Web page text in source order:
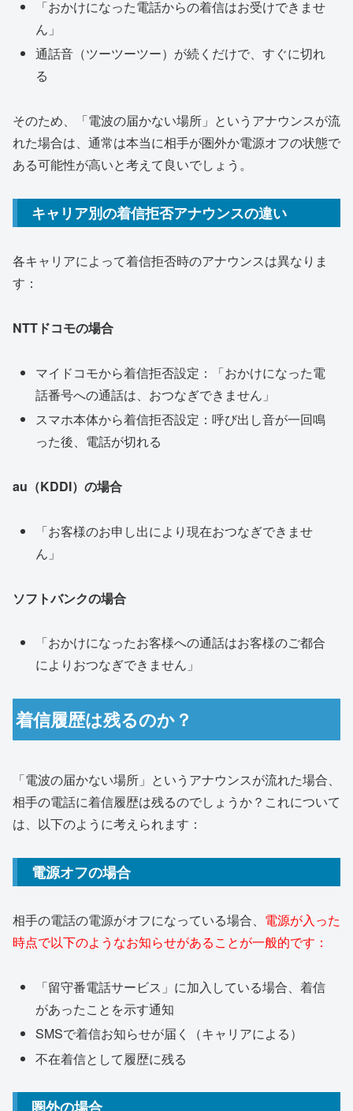
「おかけになった電話からの着信はお受けできませ
ん」
通話音（ツーツーツー）が続くだけで、すぐに切れ
る
そのため、「電波の届かない場所」というアナウンスが流
れた場合は、通常は本当に相手が圏外か電源オフの状態で
ある可能性が高いと考えて良いでしょう。
キャリア別の着信拒否アナウンスの違い
各キャリアによって着信拒否時のアナウンスは異なりま
す：
NTTドコモの場合
マイドコモから着信拒否設定：「おかけになった電
話番号への通話は、おつなぎできません」
スマホ本体から着信拒否設定：呼び出し音が一回鳴
った後、電話が切れる
au（KDDI）の場合
「お客様のお申し出により現在おつなぎできませ
ん」
ソフトバンクの場合
「おかけになったお客様への通話はお客様のご都合
によりおつなぎできません」
着信履歴は残るのか？
「電波の届かない場所」というアナウンスが流れた場合、
相手の電話に着信履歴は残るのでしょうか？これについて
は、以下のように考えられます：
電源オフの場合
相手の電話の電源がオフになっている場合、 電源が入った
時点で以下のようなお知らせがあることが一般的です：
「留守番電話サービス」に加入している場合、着信
があったことを示す通知
SMSで着信お知らせが届く（キャリアによる）
不在着信として履歴に残る
圏外の場合